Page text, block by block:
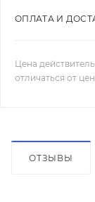
ОПЛАТА И
Цена
отличаться от
ОТЗЫВЫ